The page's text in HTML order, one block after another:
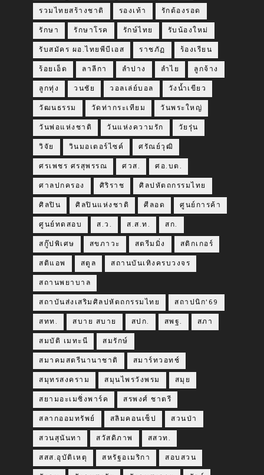
รวมไทยสร้างชาติ รองเท้า รักต้องรอด
รักษา รักษาโรค รักษ์ไทย รับน้องใหม่
รับสมัคร ผอ.ไทยพีบีเอส ราชภัฏ ร้องเรียน
ร้อยเอ็ด ลาลีกา ลำปาง ลำไย ลูกจ้าง
ลูกทุ่ง วนชัย วอลเล่ย์บอล วังน้ำเขียว
วัฒนธรรม วัดท่ากระเทียม วันพระใหญ่
วันพ่อแห่งชาติ วันแห่งความรัก วัยรุ่น
วิจัย วินมอเตอร์ไซค์ ศรัณย์วุฒิ
ศรเพชร ศรสุพรรณ ศวส. ศอ.บต.
ศาลปกครอง ศิริราช ศิลปหัตถกรรมไทย
ศิลปิน ศิลปินแห่งชาติ ศีลอด ศูนย์การค้า
ศูนย์ทดสอบ ส.ว. ส.ส.ท. สก.
สกู๊ปพิเศษ สขภาวะ สตรีมมิ่ง สติกเกอร์
สติแอพ สตูล สถานบันเทิงครบวงจร
สถานพยาบาล
สถาบันส่งเสริมศิลปหัตถกรรมไทย สถาปนิก’69
สทท. สบาย สบาย สปก. สพฐ. สภา
สมบัติ เมทะนี สมรักษ์
สมาคมสตรีนานาชาติ สมาร์ทวอทช์
สมุทรสงคราม สมุนไพรวังพรม สมุย
สยามอะเมซิ่งพาร์ค สรพงศ์ ชาตรี
สลากออมทรัพย์ สลิมคอนเซ็ป สวนป่า
สวนสุนันทา สวัสดิภาพ สสวท.
สสส.อุบัติเหตุ สหรัฐอเมริกา สอบสวน